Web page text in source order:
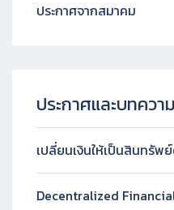
ประกาศจากสมาคม
ประกาศและบทคว
เปลี่ยนเงินให้เป็นสินทรัพ
Decentralized